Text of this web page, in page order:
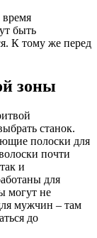
время
быть
К тому же перед
зоны
станок.
полоски для
почти
и
для
могут не
мужчин – там
до